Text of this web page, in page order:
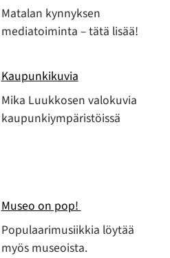
Matalan kynnyksen
mediatoiminta – tätä lisää!
Kaupunkikuvia
Mika Luukkosen valokuvia
kaupunkiympäristöissä
Museo on pop!
Populaarimusiikkia löytää
myös museoista.